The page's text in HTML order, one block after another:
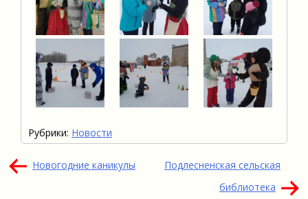
Рубрики: Новости
Навигация
Новогодние каникулы
Подлесненская сельская
библиотека